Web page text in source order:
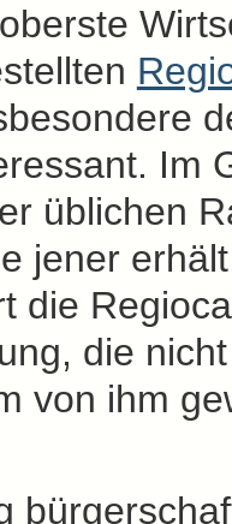
Im
üblichen
jener
die
die
von ihm